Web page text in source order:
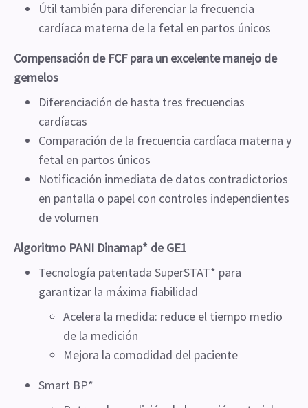
Útil también para diferenciar la frecuencia
cardíaca materna de la fetal en partos únicos
Compensación de FCF para un excelente manejo de
gemelos
Diferenciación de hasta tres frecuencias
cardíacas
Comparación de la frecuencia cardíaca materna y
fetal en partos únicos
Notificación inmediata de datos contradictorios
en pantalla o papel con controles independientes
de volumen
Algoritmo PANI Dinamap* de GE1
Tecnología patentada SuperSTAT* para
garantizar la máxima fiabilidad
Acelera la medida: reduce el tiempo medio
de la medición
Mejora la comodidad del paciente
Smart BP*